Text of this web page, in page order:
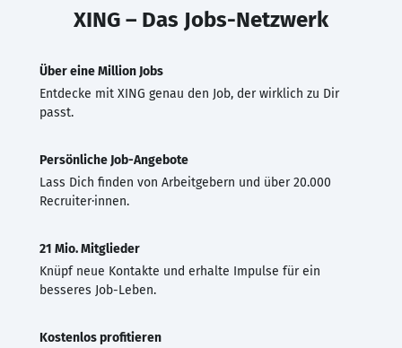
XING – Das Jobs-Netzwerk
Über eine Million Jobs
Entdecke mit XING genau den Job, der wirklich zu Dir
passt.
Persönliche Job-Angebote
Lass Dich finden von Arbeitgebern und über 20.000
Recruiter·innen.
21 Mio. Mitglieder
Knüpf neue Kontakte und erhalte Impulse für ein
besseres Job-Leben.
Kostenlos profitieren